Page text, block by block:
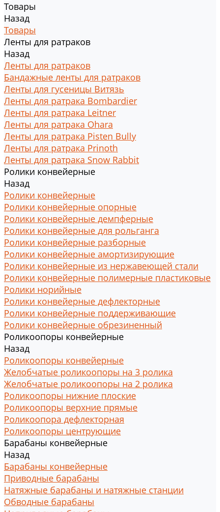
Товары
Назад
Товары
Ленты для ратраков
Назад
Ленты для ратраков
Бандажные ленты для ратраков
Ленты для гусеницы Витязь
Ленты для ратрака Bombardier
Ленты для ратрака Leitner
Ленты для ратрака Ohara
Ленты для ратрака Pisten Bully
Ленты для ратрака Prinoth
Ленты для ратрака Snow Rabbit
Ролики конвейерные
Назад
Ролики конвейерные
Ролики конвейерные опорные
Ролики конвейерные демпферные
Ролики конвейерные для рольганга
Ролики конвейерные разборные
Ролики конвейерные амортизирующие
Ролики конвейерные из нержавеющей стали
Ролики конвейерные полимерные пластиковые
Ролики норийные
Ролики конвейерные дефлекторные
Ролики конвейерные поддерживающие
Ролики конвейерные обрезиненный
Роликоопоры конвейерные
Назад
Роликоопоры конвейерные
Желобчатые роликоопоры на 3 ролика
Желобчатые роликоопоры на 2 ролика
Роликоопоры нижние плоские
Роликоопоры верхние прямые
Роликоопора дефлекторная
Роликоопоры центрующие
Барабаны конвейерные
Назад
Барабаны конвейерные
Приводные барабаны
Натяжные барабаны и натяжные станции
Обводные барабаны